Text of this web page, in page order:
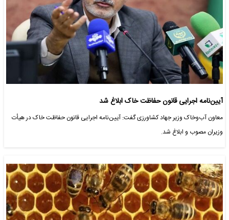
آیین‌نامه اجرایی قانون حفاظت خاک ابلاغ شد
معاون آب‌وخاک وزیر جهاد کشاورزی گفت: آیین‌نامه اجرایی قانون حفاظت خاک در هیأت
وزیران مصوب و ابلاغ شد.